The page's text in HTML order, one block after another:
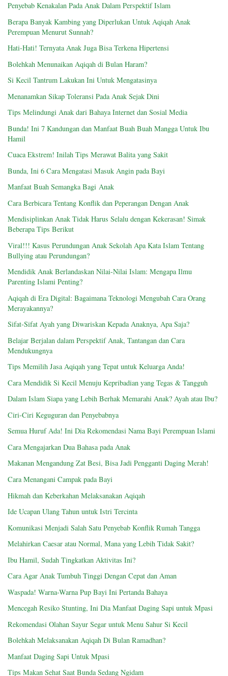
Penyebab Kenakalan Pada Anak Dalam Perspektif Islam
Berapa Banyak Kambing yang Diperlukan Untuk Aqiqah Anak
Perempuan Menurut Sunnah?
Hati-Hati! Ternyata Anak Juga Bisa Terkena Hipertensi
Bolehkah Menunaikan Aqiqah di Bulan Haram?
Si Kecil Tantrum Lakukan Ini Untuk Mengatasinya
Menanamkan Sikap Toleransi Pada Anak Sejak Dini
Tips Melindungi Anak dari Bahaya Internet dan Sosial Media
Bunda! Ini 7 Kandungan dan Manfaat Buah Buah Mangga Untuk Ibu
Hamil
Cuaca Ekstrem! Inilah Tips Merawat Balita yang Sakit
Bunda, Ini 6 Cara Mengatasi Masuk Angin pada Bayi
Manfaat Buah Semangka Bagi Anak
Cara Berbicara Tentang Konflik dan Peperangan Dengan Anak
Mendisiplinkan Anak Tidak Harus Selalu dengan Kekerasan! Simak
Beberapa Tips Berikut
Viral!!! Kasus Perundungan Anak Sekolah Apa Kata Islam Tentang
Bullying atau Perundungan?
Mendidik Anak Berlandaskan Nilai-Nilai Islam: Mengapa Ilmu
Parenting Islami Penting?
Aqiqah di Era Digital: Bagaimana Teknologi Mengubah Cara Orang
Merayakannya?
Sifat-Sifat Ayah yang Diwariskan Kepada Anaknya, Apa Saja?
Belajar Berjalan dalam Perspektif Anak, Tantangan dan Cara
Mendukungnya
Tips Memilih Jasa Aqiqah yang Tepat untuk Keluarga Anda!
Cara Mendidik Si Kecil Menuju Kepribadian yang Tegas & Tangguh
Dalam Islam Siapa yang Lebih Berhak Memarahi Anak? Ayah atau Ibu?
Ciri-Ciri Keguguran dan Penyebabnya
Semua Huruf Ada! Ini Dia Rekomendasi Nama Bayi Perempuan Islami
Cara Mengajarkan Dua Bahasa pada Anak
Makanan Mengandung Zat Besi, Bisa Jadi Pengganti Daging Merah!
Cara Menangani Campak pada Bayi
Hikmah dan Keberkahan Melaksanakan Aqiqah
Ide Ucapan Ulang Tahun untuk Istri Tercinta
Komunikasi Menjadi Salah Satu Penyebab Konflik Rumah Tangga
Melahirkan Caesar atau Normal, Mana yang Lebih Tidak Sakit?
Ibu Hamil, Sudah Tingkatkan Aktivitas Ini?
Cara Agar Anak Tumbuh Tinggi Dengan Cepat dan Aman
Waspada! Warna-Warna Pup Bayi Ini Pertanda Bahaya
Mencegah Resiko Stunting, Ini Dia Manfaat Daging Sapi untuk Mpasi
Rekomendasi Olahan Sayur Segar untuk Menu Sahur Si Kecil
Bolehkah Melaksanakan Aqiqah Di Bulan Ramadhan?
Manfaat Daging Sapi Untuk Mpasi
Tips Makan Sehat Saat Bunda Sedang Ngidam